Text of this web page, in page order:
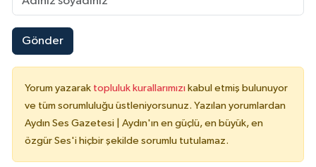
Gönder
Yorum yazarak topluluk kurallarımızı kabul etmiş bulunuyor
ve tüm sorumluluğu üstleniyorsunuz. Yazılan yorumlardan
Aydın Ses Gazetesi | Aydın'ın en güçlü, en büyük, en
özgür Ses'i hiçbir şekilde sorumlu tutulamaz.